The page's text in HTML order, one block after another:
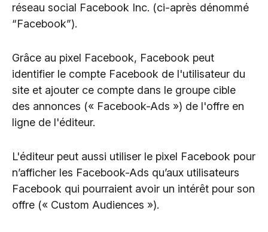
réseau social Facebook Inc. (ci-après dénommé
“Facebook”).
Grâce au pixel Facebook, Facebook peut
identifier le compte Facebook de l'utilisateur du
site et ajouter ce compte dans le groupe cible
des annonces (« Facebook-Ads ») de l'offre en
ligne de l'éditeur.
L'éditeur peut aussi utiliser le pixel Facebook pour
n’afficher les Facebook-Ads qu’aux utilisateurs
Facebook qui pourraient avoir un intérêt pour son
offre (« Custom Audiences »).